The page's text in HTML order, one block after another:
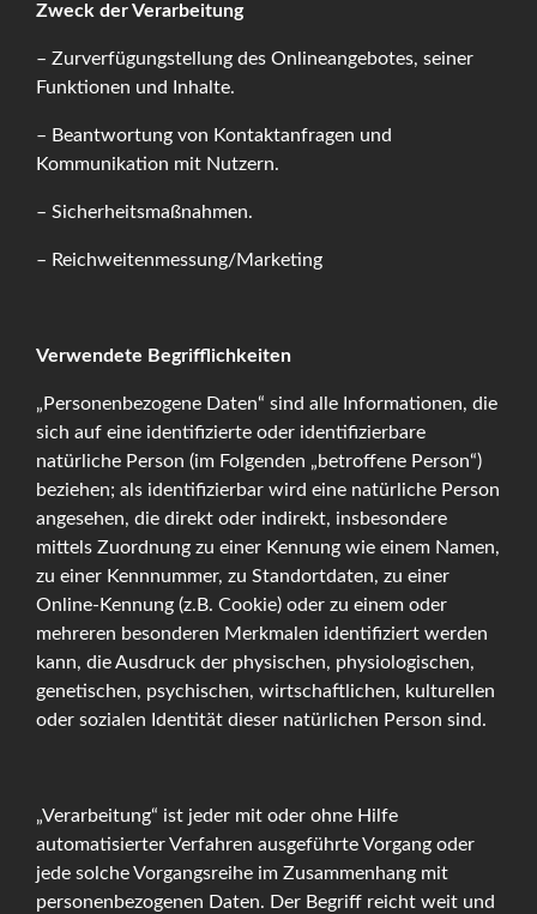
Zweck der Verarbeitung
– Zurverfügungstellung des Onlineangebotes, seiner
Funktionen und Inhalte.
– Beantwortung von Kontaktanfragen und
Kommunikation mit Nutzern.
– Sicherheitsmaßnahmen.
– Reichweitenmessung/Marketing
Verwendete Begrifflichkeiten
„Personenbezogene Daten“ sind alle Informationen, die
sich auf eine identifizierte oder identifizierbare
natürliche Person (im Folgenden „betroffene Person“)
beziehen; als identifizierbar wird eine natürliche Person
angesehen, die direkt oder indirekt, insbesondere
mittels Zuordnung zu einer Kennung wie einem Namen,
zu einer Kennnummer, zu Standortdaten, zu einer
Online-Kennung (z.B. Cookie) oder zu einem oder
mehreren besonderen Merkmalen identifiziert werden
kann, die Ausdruck der physischen, physiologischen,
genetischen, psychischen, wirtschaftlichen, kulturellen
oder sozialen Identität dieser natürlichen Person sind.
„Verarbeitung“ ist jeder mit oder ohne Hilfe
automatisierter Verfahren ausgeführte Vorgang oder
jede solche Vorgangsreihe im Zusammenhang mit
personenbezogenen Daten. Der Begriff reicht weit und